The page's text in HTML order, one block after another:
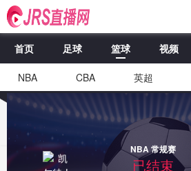
首页 足球 篮球 视频
NBA CBA 英超
NBA 常规赛
已结束